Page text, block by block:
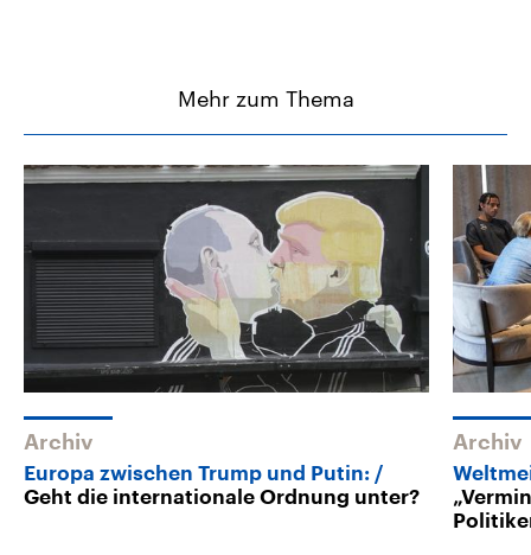
Mehr zum Thema
Archiv
Europa zwischen Trump und Putin:
Geht die internationale Ordnung unter?
Archiv